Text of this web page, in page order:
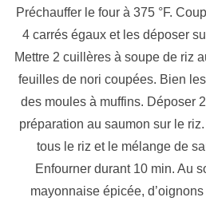
Préchauffer le four à 375 °F.
4 carrés égaux et les déposer
Mettre 2 cuillères à soupe de riz
feuilles de nori coupées. Bien
des moules à muffins. Déposer
préparation au saumon sur le
tous le riz et le mélange de
Enfourner durant 10 min. Au
mayonnaise épicée,